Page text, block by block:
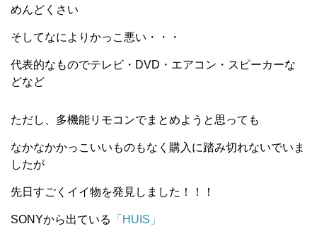
めんどくさい
そしてなによりかっこ悪い・・・
代表的なものでテレビ・DVD・エアコン・スピーカーな
どなど
ただし、多機能リモコンでまとめようと思っても
なかなかかっこいいものもなく購入に踏み切れないでいま
したが
先日すごくイイ物を発見しました！！！
SONYから出ている 「HUIS」